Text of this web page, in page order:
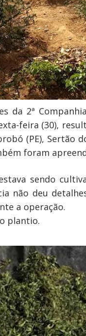
da 2ª
feira (30),
(PE), Sertão
foram
sendo
não deu
a operação.
plantio.